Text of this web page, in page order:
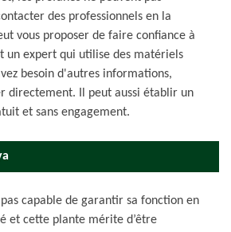
des professionnels en la
vous proposer de faire confiance à
un expert qui utilise des matériels
besoin d'autres informations,
directement. Il peut aussi établir un
et sans engagement.
pas capable de garantir sa fonction en
et cette plante mérite d’être